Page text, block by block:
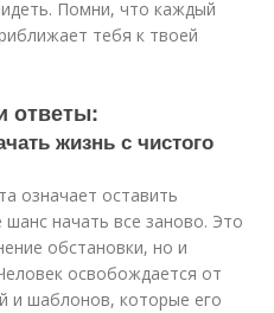
Помни, что каждый
тебя к твоей
ответы:
жизнь с чистого
означает оставить
начать все заново. Это
обстановки, но и
освобождается от
и шаблонов, которые его